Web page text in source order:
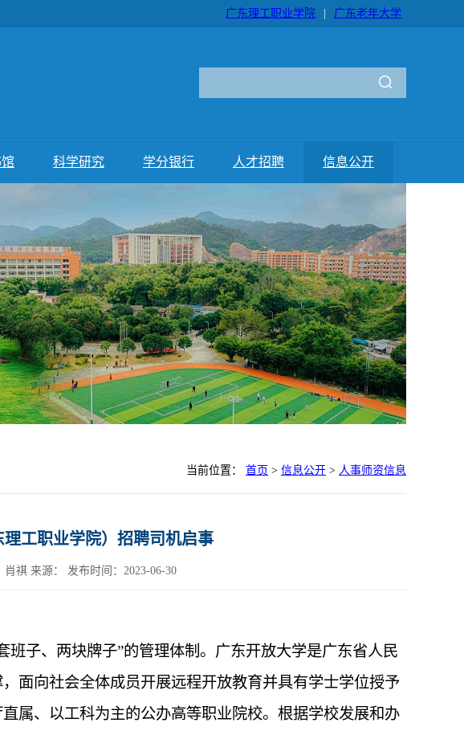
广东理工职业学院 广东老年大学
科学研究 学分银行 人才招聘 信息公开
当前位置： 首页 > 信息公开 > 人事师资信息
工职业学院）招聘司机启事
祺 来源： 发布时间：2023-06-30
班子、两块牌子”的管理体制。广东开放大学是广东省人民
面向社会全体成员开展远程开放教育并具有学士学位授予
属、以工科为主的公办高等职业院校。根据学校发展和办